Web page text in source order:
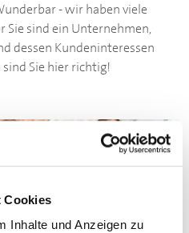
Cookies
Inhalte und Anzeigen zu
- wir haben viele
Sie sind ein Unternehmen,
dessen Kundeninteressen
Sie hier richtig!